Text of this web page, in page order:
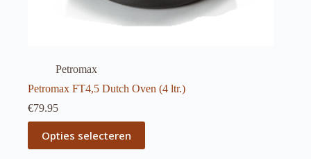
Petromax
Petromax FT4,5 Dutch Oven (4 ltr.)
€79.95
Opties selecteren
Dit
product
heeft